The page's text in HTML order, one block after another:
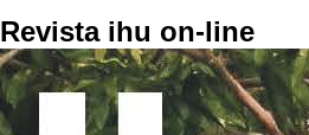
Revista ihu on-line